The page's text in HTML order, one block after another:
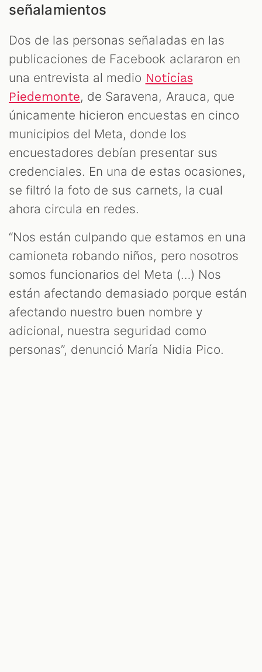
señalamientos
Dos de las personas señaladas en las
publicaciones de Facebook aclararon en
una entrevista al medio Noticias
Piedemonte, de Saravena, Arauca, que
únicamente hicieron encuestas en cinco
municipios del Meta, donde los
encuestadores debían presentar sus
credenciales. En una de estas ocasiones,
se filtró la foto de sus carnets, la cual
ahora circula en redes.
“Nos están culpando que estamos en una
camioneta robando niños, pero nosotros
somos funcionarios del Meta (…) Nos
están afectando demasiado porque están
afectando nuestro buen nombre y
adicional, nuestra seguridad como
personas”, denunció María Nidia Pico.